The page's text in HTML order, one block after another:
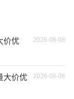
丢失或损坏，你
2026-08-08
价优
2026-08-08
大价优